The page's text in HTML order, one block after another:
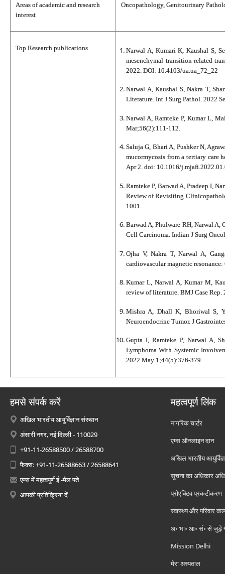
Areas of academic and research
interest
Oncopathology, Genitourinary
Top Research publications
Narwal A, Kumari K, Kaushal S,
mesenchymal transition-related
2022. DOI: 10.4103/ua.ua_72_22
Narwal A, Kaushal S, Nakra T,
Literature. Int J Surg Pathol. 2022
Narwal A, Ramteke P, Kumar L,
Mar;56(2):111-112.
Saluja G, Bhari A, Pushker N,
mucormycosis from a tertiary care
Apr 2. doi: 10.1016/
Ramteke P, Barwad A, Pradeep I,
Review of Revisiting
1001.
Barwad A, Phulware RH, Narwal
Cell Carcinoma. Indian J Surg
Ojha V, Nakra T, Narwal A,
cardiovascular magnetic
Kumar L, Narwal A, Kumar M,
review of literature. BMJ Case
Mishra A, Dhall K, Bhoriwal S,
Neuroendocrine Tumor. J
Gupta I, Ramteke P, Narwal A,
Lymphoma With Systemic
2022 May 1;44(5):376-379.
हमसे संपर्क करें
अखिल भारतीय आयुर्विज्ञान संस्थान
अंसारी नगर, नई दिल्ली - 110029
+91-11-26588500 / 26588700
फैक्स: +91-11-26588663 / 26588641
एम्स में महत्वपूर्ण ई -मेल पते
आपकी प्रतिक्रिया दें
महत्वपूर्ण लिंक
नागरिक चार्टर
एम्स ऑनलाइन दान
अखिल भारतीय
सूचना का अधिकार
प्रोएक्टिव प्रकटीकरण
स्वास्थ्य और परिवार
अ॰ भा॰ आ॰ सं॰ से जुड़े
Mission Delhi
मेरा अस्पताल